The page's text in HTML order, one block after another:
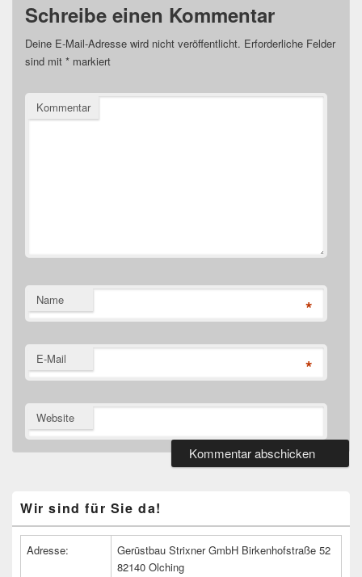
Schreibe einen Kommentar
Deine E-Mail-Adresse wird nicht veröffentlicht. Erforderliche Felder
sind mit * markiert
Kommentar
Name *
E-Mail *
Website
Seitenleisten
Widget-
Wir sind für Sie da!
Adresse:
Gerüstbau Strixner GmbH Birkenhofstraße 52
82140 Olching